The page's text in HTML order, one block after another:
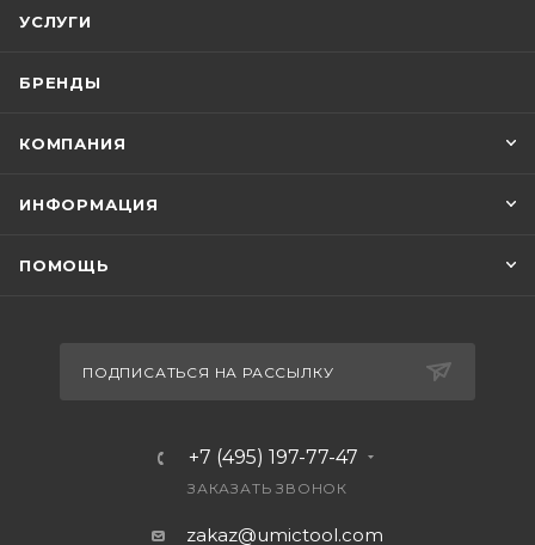
УСЛУГИ
БРЕНДЫ
КОМПАНИЯ
ИНФОРМАЦИЯ
ПОМОЩЬ
ПОДПИСАТЬСЯ НА РАССЫЛКУ
+7 (495) 197-77-47
ЗАКАЗАТЬ ЗВОНОК
zakaz@umictool.com